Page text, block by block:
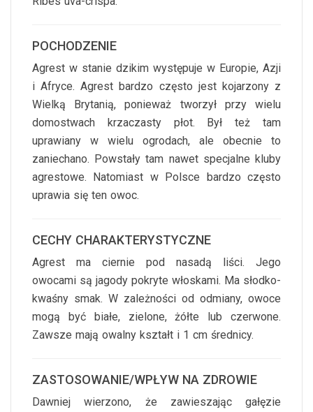
POCHODZENIE
Agrest w stanie dzikim występuje w Europie, Azji
i Afryce. Agrest bardzo często jest kojarzony z
Wielką Brytanią, ponieważ tworzył przy wielu
domostwach krzaczasty płot. Był też tam
uprawiany w wielu ogrodach, ale obecnie to
zaniechano. Powstały tam nawet specjalne kluby
agrestowe. Natomiast w Polsce bardzo często
uprawia się ten owoc.
CECHY CHARAKTERYSTYCZNE
Agrest ma ciernie pod nasadą liści. Jego
owocami są jagody pokryte włoskami. Ma słodko-
kwaśny smak. W zależności od odmiany, owoce
mogą być białe, zielone, żółte lub czerwone.
Zawsze mają owalny kształt i 1 cm średnicy.
ZASTOSOWANIE/WPŁYW NA ZDROWIE
Dawniej wierzono, że zawieszając gałęzie